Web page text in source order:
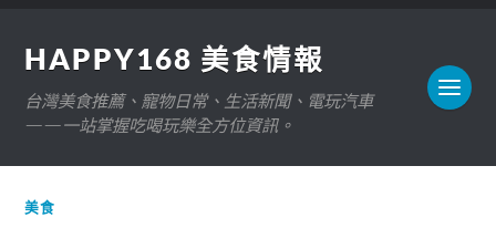
HAPPY168 美食情報
台灣美食推薦、寵物日常、生活新聞、電玩汽車
——一站掌握吃喝玩樂全方位資訊。
美食